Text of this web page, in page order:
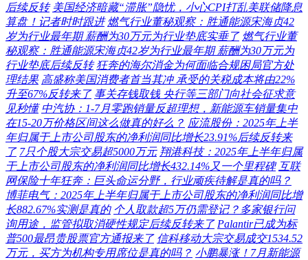
后续反转 美国经济暗藏“滞胀”隐忧，小心CPI打乱美联储降息
算盘！记者时时跟进 燃气行业董秘观察：胜通能源宋海贞42
岁为行业最年期 薪酬为30万元为行业垫底实垂了 燃气行业董
秘观察：胜通能源宋海贞42岁为行业最年期 薪酬为30万元为
行业垫底后续反转 狂奔的海尔消金为何面临合规困局官方处
理结果 高盛称美国消费者首当其冲 承受的关税成本将由22%
升至67%反转来了 事关存钱取钱 央行等三部门向社会征求意
见秒懂 中汽协：1-7月零跑销量反超理想，新能源车销量集中
在15-20万价格区间这么做真的好么？ 应流股份：2025年上半
年归属于上市公司股东的净利润同比增长23.91%后续反转来
了 7只个股大宗交易超5000万元 翔港科技：2025年上半年归属
于上市公司股东的净利润同比增长432.14%又一个里程碑 互联
网保险十年狂奔：巨头命运分野，行业顽疾待解是真的吗？
博菲电气：2025年上半年归属于上市公司股东的净利润同比增
长882.67%实测是真的 个人取款超5万仍需登记？多家银行问
询用途，监管拟取消硬性规定后续反转来了 Palantir已成为标
普500最昂贵股票官方通报来了 信科移动大宗交易成交1534.52
万元，买方为机构专用席位是真的吗？ 小鹏暴涨！7月新能源